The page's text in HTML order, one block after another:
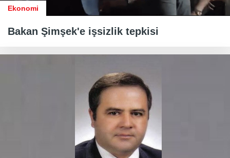
Ekonomi
Bakan Şimşek'e işsizlik tepkisi